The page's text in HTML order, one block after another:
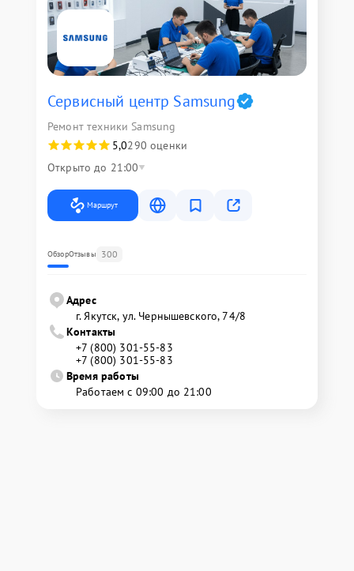
Сервисный центр Samsung
Ремонт техники Samsung
5,0290 оценки
Открыто до 21:00
Маршрут
ОбзорОтзывы 300
Адрес
г. Якутск, ул. Чернышевского, 74/8
Контакты
+7 (800) 301-55-83
+7 (800) 301-55-83
Время работы
Работаем с 09:00 до 21:00